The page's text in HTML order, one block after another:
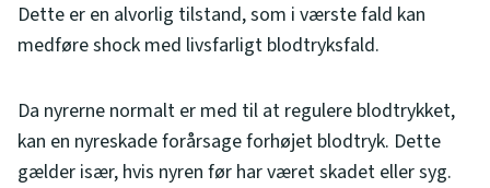
Dette er en alvorlig tilstand, som i værste fald kan
medføre shock med livsfarligt blodtryksfald.
Da nyrerne normalt er med til at regulere blodtrykket,
kan en nyreskade forårsage forhøjet blodtryk. Dette
gælder især, hvis nyren før har været skadet eller syg.